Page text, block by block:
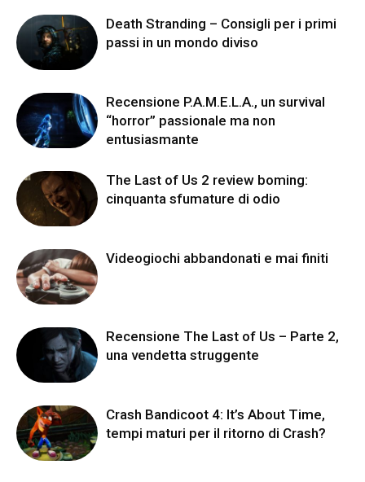
Death Stranding – Consigli per i primi
passi in un mondo diviso
Recensione P.A.M.E.L.A., un survival
“horror” passionale ma non
entusiasmante
The Last of Us 2 review boming:
cinquanta sfumature di odio
Videogiochi abbandonati e mai finiti
Recensione The Last of Us – Parte 2,
una vendetta struggente
Crash Bandicoot 4: It’s About Time,
tempi maturi per il ritorno di Crash?